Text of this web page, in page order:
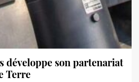
développe son partenariat
Terre